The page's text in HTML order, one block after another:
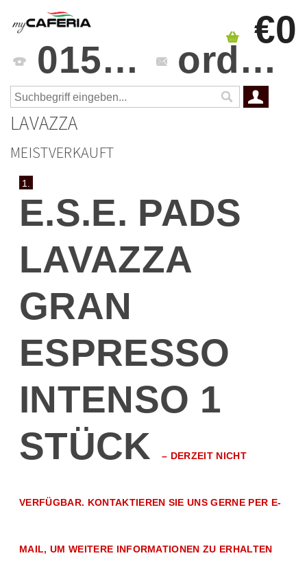
0151 4241 3459 orders@mycaferia.de
€0
LAVAZZA
MEISTVERKAUFT
1.
E.S.E. PADS
LAVAZZA
GRAN
ESPRESSO
INTENSO 1
STÜCK– DERZEIT NICHT
VERFÜGBAR. KONTAKTIEREN SIE UNS GERNE PER E-
MAIL, UM WEITERE INFORMATIONEN ZU ERHALTEN